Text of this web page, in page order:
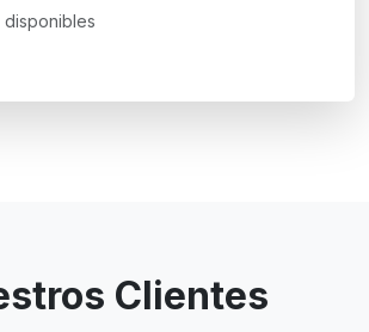
disponibles
Clientes